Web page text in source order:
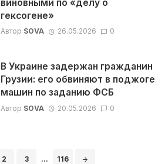
виновными по «делу о
гексогене»
Автор SOVA 26.05.2026 0
В Украине задержан гражданин
Грузии: его обвиняют в поджоге
машин по заданию ФСБ
Автор SOVA 20.05.2026 0
2 3 ... 116